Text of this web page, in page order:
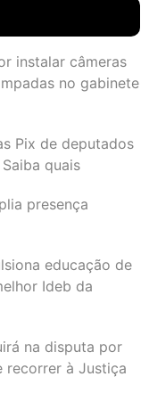
instalar câmeras
no gabinete
Pix de deputados
quais
presença
educação de
Ideb da
na disputa por
recorrer à Justiça